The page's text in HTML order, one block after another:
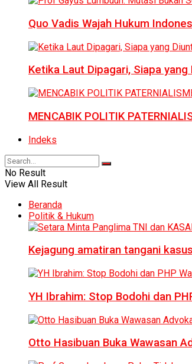
Quo Vadis Wajah Hukum
Ketika Laut Dipagari, Siapa yang
MENCABIK POLITIK
Indeks
No Result
View All Result
Beranda
Politik & Hukum
Kejagung amatiran tangani
YH Ibrahim: Stop Bodohi dan
Otto Hasibuan Buka Wawasan